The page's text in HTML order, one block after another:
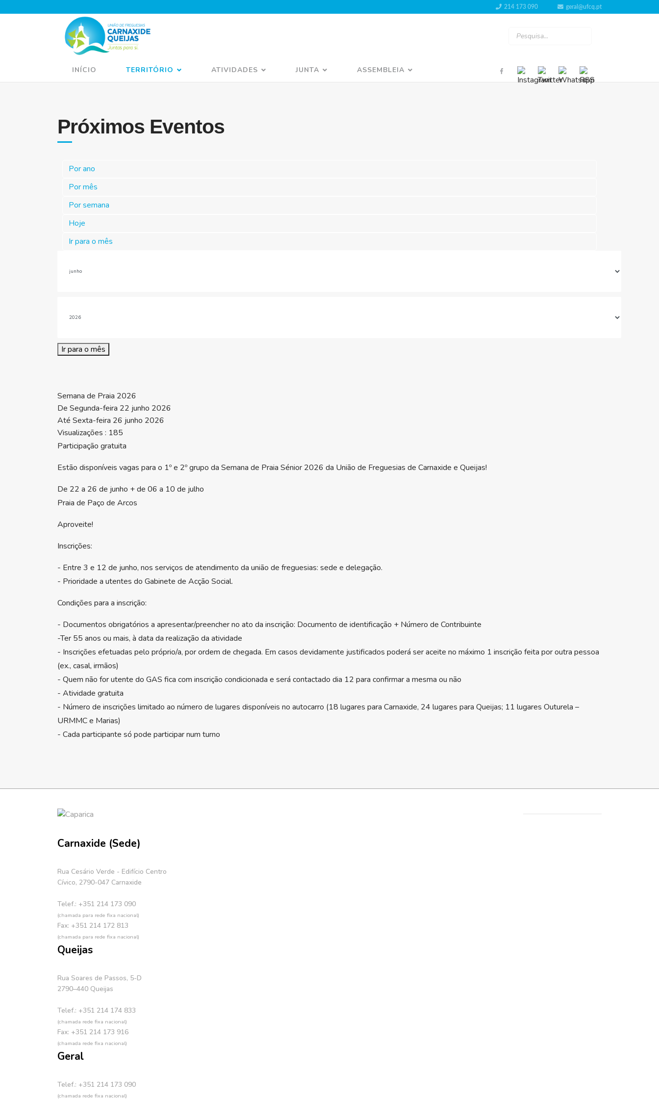
214 173 090 geral@ufcq.pt
INÍCIO TERRITÓRIO ATIVIDADES JUNTA ASSEMBLEIA
Próximos Eventos
Por ano
Por mês
Por semana
Hoje
Ir para o mês
Ir para o mês
Semana de Praia 2026
De Segunda-feira 22 junho 2026
Até Sexta-feira 26 junho 2026
Visualizações : 185
Participação gratuita
Estão disponíveis vagas para o 1º e 2º grupo da Semana de Praia Sénior 2026 da União de Freguesias de Carnaxide e Queijas!
De 22 a 26 de junho + de 06 a 10 de julho
Praia de Paço de Arcos
Aproveite!
Inscrições:
- Entre 3 e 12 de junho, nos serviços de atendimento da união de freguesias: sede e delegação.
- Prioridade a utentes do Gabinete de Acção Social.
Condições para a inscrição:
- Documentos obrigatórios a apresentar/preencher no ato da inscrição: Documento de identificação + Número de Contribuinte
-Ter 55 anos ou mais, à data da realização da atividade
- Inscrições efetuadas pelo próprio/a, por ordem de chegada. Em casos devidamente justificados poderá ser aceite no máximo 1 inscrição feita por outra pessoa
(ex., casal, irmãos)
- Quem não for utente do GAS fica com inscrição condicionada e será contactado dia 12 para confirmar a mesma ou não
- Atividade gratuita
- Número de inscrições limitado ao número de lugares disponíveis no autocarro (18 lugares para Carnaxide, 24 lugares para Queijas; 11 lugares Outurela –
URMMC e Marias)
- Cada participante só pode participar num turno
Carnaxide (Sede)
Rua Cesário Verde - Edifício Centro
Cívico, 2790-047 Carnaxide
Telef.: +351 214 173 090
(chamada para rede fixa nacional)
Fax: +351 214 172 813
(chamada para rede fixa nacional)
Queijas
Rua Soares de Passos, 5-D
2790–440 Queijas
Telef.: +351 214 174 833
(chamada rede fixa nacional)
Fax: +351 214 173 916
(chamada rede fixa nacional)
Geral
Telef.: +351 214 173 090
(chamada rede fixa nacional)